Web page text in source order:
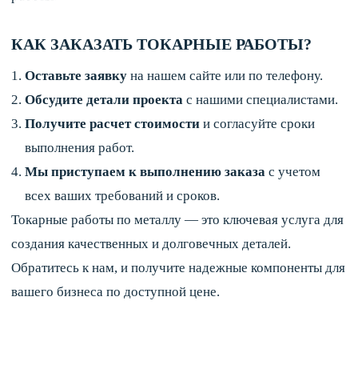
КАК ЗАКАЗАТЬ ТОКАРНЫЕ РАБОТЫ?
Оставьте заявку на нашем сайте или по телефону.
Обсудите детали проекта с нашими специалистами.
Получите расчет стоимости и согласуйте сроки
выполнения работ.
Мы приступаем к выполнению заказа с учетом
всех ваших требований и сроков.
Токарные работы по металлу — это ключевая услуга для
создания качественных и долговечных деталей.
Обратитесь к нам, и получите надежные компоненты для
вашего бизнеса по доступной цене.